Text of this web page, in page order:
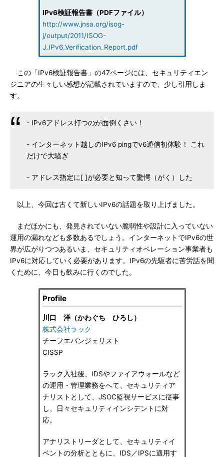
IPv6検証報告書（PDFファイル）
http://www.jnsa.org/isog-
j/output/2011/ISOG-
J_IPv6_Verification_Report.pdf
この「IPv6検証報告書」の47ページには、セキュリティエン
ジニアの生々しい感想が記載されていますので、少し引用しま
す。
- IPv6アドレス打つのが面倒くさい！
- インターネット越しのIPv6 pingでv6通信初体験！ これ
だけで大騒ぎ
- アドレス指定に[ ]が必要と知って驚愕（がく）した
以上、今回は古くて新しいIPv6の話題を取り上げました。
まだほかにも、発見されていない脆弱性や設計に入っていない
運用の漏れなども多数あるでしょう。インターネットでIPv6の世
界が広がりつつあるいま、セキュリティオペレーション事業者も
IPv6に対応していく必要があります。IPv6の先駆者に苦労話を聞
くために、今日も飲みに行くのでした。
Profile
川口 洋（かわぐち ひろし）
株式会社ラック
チーフエバンジェリスト
CISSP
ラック入社後、IDSやファイアウォールなど
の運用・管理業務をへて、セキュリティア
ナリストとして、JSOC監視サービスに従事
し、日々セキュリティインシデントに対
応。
アナリストリーダとして、セキュリティイ
ベントの分析とともに、IDS／IPSに適用す